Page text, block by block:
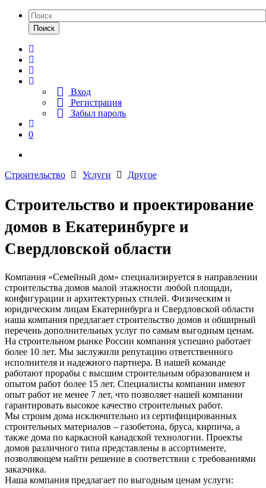
Поиск
Вход
Регистрация
Забыл пароль
0
Строительство Услуги Другое
Строительство и проектирование
домов в Екатеринбурге и
Свердловской области
Компания «Семейный дом» специализируется в направлении
строительства домов малой этажности любой площади,
конфигурации и архитектурных стилей. Физическим и
юридическим лицам Екатеринбурга и Свердловской области
наша компания предлагает строительство домов и обширный
перечень дополнительных услуг по самым выгодным ценам.
На строительном рынке России компания успешно работает
более 10 лет. Мы заслужили репутацию ответственного
исполнителя и надежного партнера. В нашей команде
работают прорабы с высшим строительным образованием и
опытом работ более 15 лет. Специалисты компании имеют
опыт работ не менее 7 лет, что позволяет нашей компании
гарантировать высокое качество строительных работ.
Мы строим дома исключительно из сертифицированных
строительных материалов – газобетона, бруса, кирпича, а
также дома по каркасной канадской технологии. Проекты
домов различного типа представлены в ассортименте,
позволяющем найти решение в соответствии с требованиями
заказчика.
Наша компания предлагает по выгодным ценам услуги: